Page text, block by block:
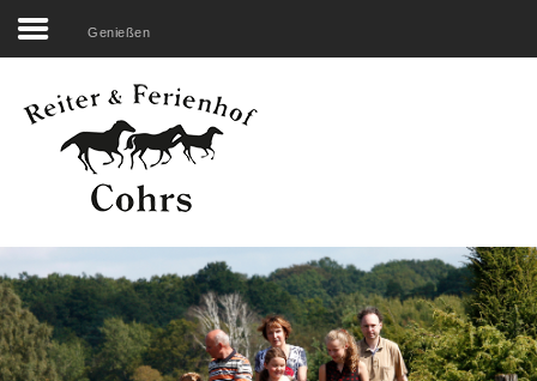
Startseite
Unser Hof
Übernachten
Erleben
Genießen
Search